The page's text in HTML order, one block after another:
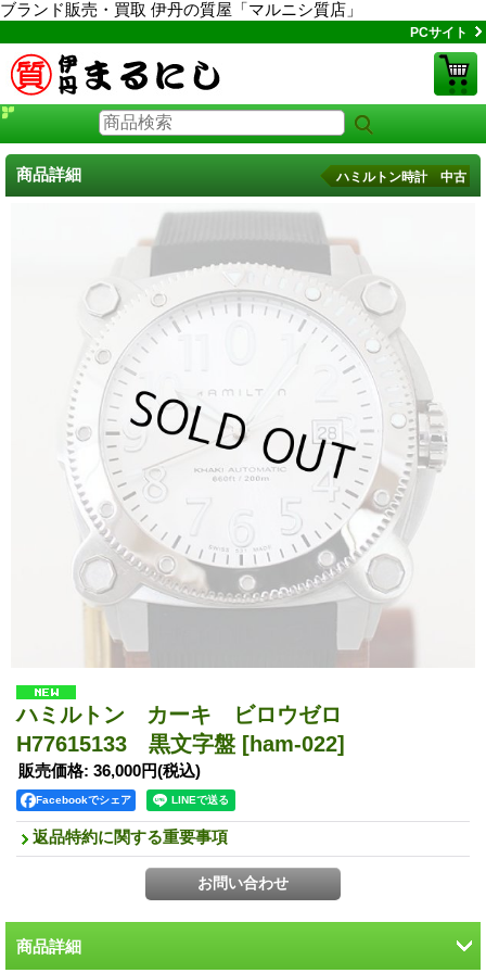
ブランド販売・買取 伊丹の質屋「マルニシ質店」
PCサイト
商品詳細 ハミルトン時計 中古
ハミルトン カーキ ビロウゼロ
H77615133 黒文字盤 [ham-022]
販売価格: 36,000円(税込)
Facebookでシェア
返品特約に関する重要事項
商品詳細